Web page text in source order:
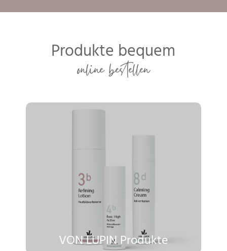
Produkte bequem
online bestellen
VON LUPIN Produkte